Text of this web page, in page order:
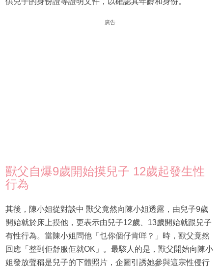
廣告
獸父自爆9歲開始摸兒子 12歲起發生性
行為
其後，陳小姐從對談中 獸父竟然向陳小姐透露，由兒子9歲
開始就於床上摸他，更表示由兒子12歲、13歲開始就跟兒子
有性行為。當陳小姐問他「乜你個仔肯咩？」時，獸父竟然
回應「整到佢舒服佢就OK」。最駭人的是，獸父開始向陳小
姐發放聲稱是兒子的下體照片，企圖引誘她參與這宗性侵行